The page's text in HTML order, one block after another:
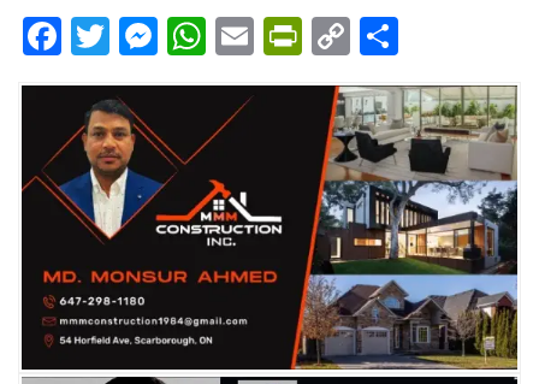
Facebook
Twitter
Messenger
WhatsApp
EmailPrintFriendly
Copy
Link